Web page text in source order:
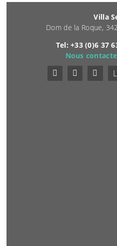
Villa
Dom de la Roque,
Tel: +33 (0)6
Nous